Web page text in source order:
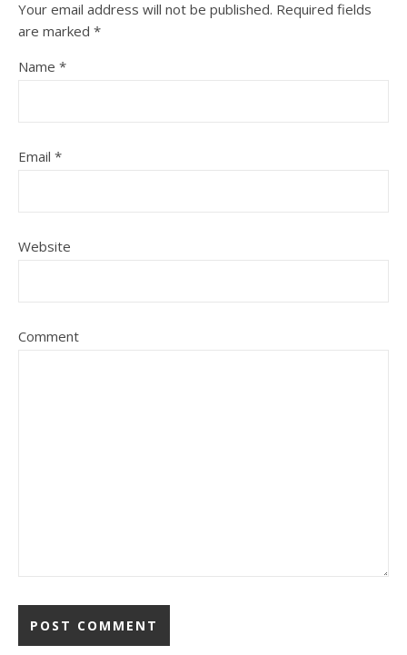
Your email address will not be published. Required fields
are marked *
Name *
Email *
Website
Comment